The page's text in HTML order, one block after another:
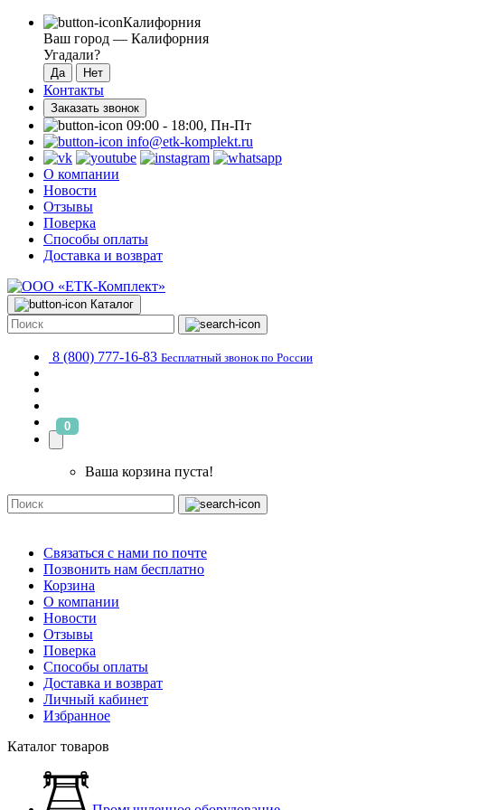
Калифорния
Ваш город — Калифорния
Угадали?
Контакты
Заказать звонок
09:00 - 18:00, Пн-Пт
info@etk-komplekt.ru
О компании
Новости
Отзывы
Поверка
Способы оплаты
Доставка и возврат
Каталог
8 (800) 777-16-83 Бесплатный звонок по России
0
Ваша корзина пуста!
Связаться с нами по почте
Позвонить нам бесплатно
Корзина
О компании
Новости
Отзывы
Поверка
Способы оплаты
Доставка и возврат
Личный кабинет
Избранное
Каталог товаров